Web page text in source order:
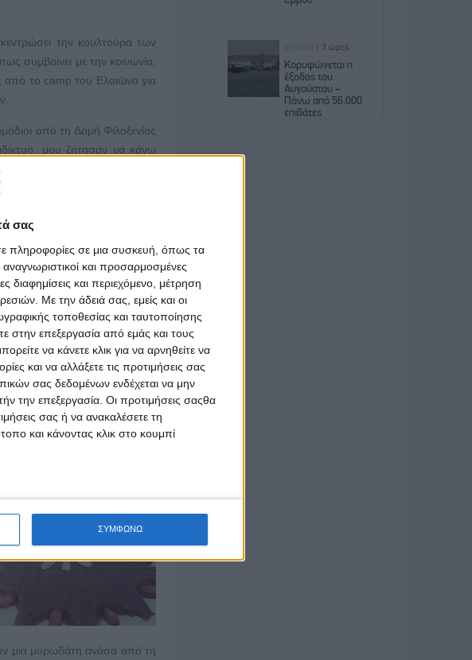
σας
πληροφορίες σε μια συσκευή, όπως τα
και προσαρμοσμένες
διαφημίσεις και περιεχόμενο, μέτρηση
Με την άδειά σας, εμείς και οι
τοποθεσίας και ταυτοποίησης
στην επεξεργασία από εμάς και τους
να κάνετε κλικ για να αρνηθείτε να
και να αλλάξετε τις προτιμήσεις σας
σας δεδομένων ενδέχεται να μην
την επεξεργασία. Οι προτιμήσεις σαςθα
σας ή να ανακαλέσετε τη
και κάνοντας κλικ στο κουμπί
ΣΥΜΦΩΝΩ
την κουλτούρα των
συμβαίνει με την κοινωνία,
από το camp του Ελαιώνα για
από τη Δομή Φιλοξενίας
μου ζήτησαν να κάνω
ξεθάρρεψαν και πλέον
καθημερινότητά τους και να
μια μυρωδάτη ανάσα από τη